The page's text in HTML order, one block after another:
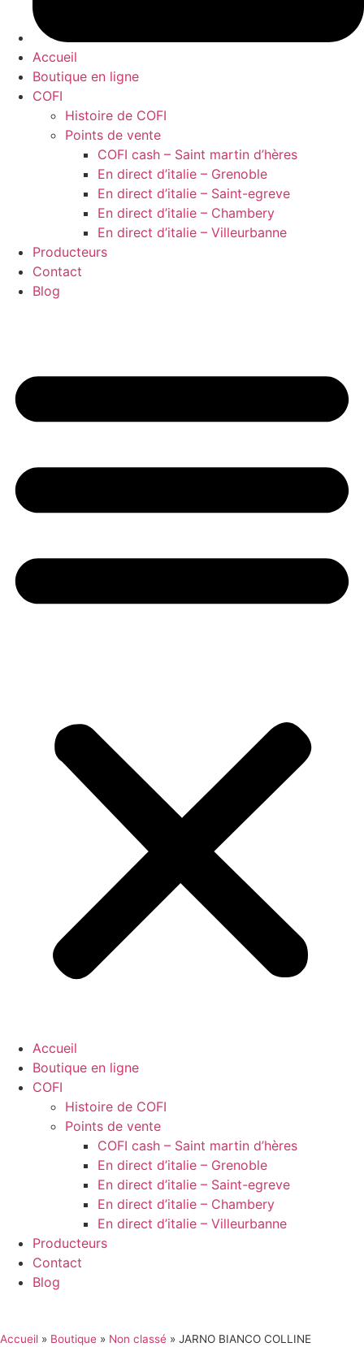
Accueil
Boutique en ligne
COFI
Histoire de COFI
Points de vente
COFI cash – Saint martin d’hères
En direct d’italie – Grenoble
En direct d’italie – Saint-egreve
En direct d’italie – Chambery
En direct d’italie – Villeurbanne
Producteurs
Contact
Blog
Accueil
Boutique en ligne
COFI
Histoire de COFI
Points de vente
COFI cash – Saint martin d’hères
En direct d’italie – Grenoble
En direct d’italie – Saint-egreve
En direct d’italie – Chambery
En direct d’italie – Villeurbanne
Producteurs
Contact
Blog
Accueil » Boutique » Non classé » JARNO BIANCO COLLINE